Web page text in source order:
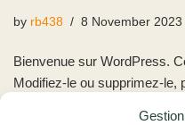
by rb438 8 November 2023
Bienvenue sur WordPress.
Modifiez-le ou supprimez-le,